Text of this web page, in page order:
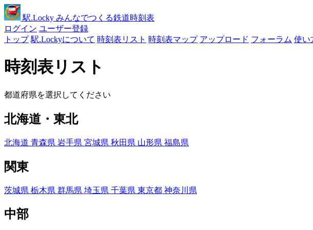
駅.Locky みんなでつくる鉄道時刻表
ログイン ユーザー登録
トップ 駅.Lockyについて 時刻表リスト 時刻表マップ アップロード フォーラム 使い
時刻表リスト
都道府県を選択してください
北海道・東北
北海道 青森県 岩手県 宮城県 秋田県 山形県 福島県
関東
茨城県 栃木県 群馬県 埼玉県 千葉県 東京都 神奈川県
中部